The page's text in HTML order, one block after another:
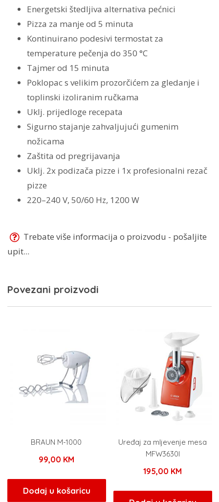
Energetski štedljiva alternativa pećnici
Pizza za manje od 5 minuta
Kontinuirano podesivi termostat za
temperature pečenja do 350 °C
Tajmer od 15 minuta
Poklopac s velikim prozorčićem za gledanje i
toplinski izoliranim ručkama
Uklj. prijedloge recepata
Sigurno stajanje zahvaljujući gumenim
nožicama
Zaštita od pregrijavanja
Uklj. 2x podizača pizze i 1x profesionalni rezač
pizze
220–240 V, 50/60 Hz, 1200 W
Trebate više informacija o proizvodu - pošaljite
upit...
Povezani proizvodi
BRAUN M-1000
99,00 KM
Dodaj u košaricu
Uređaj za mljevenje mesa
MFW3630I
195,00 KM